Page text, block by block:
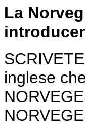
La
inglese